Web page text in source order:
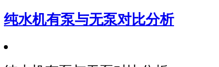
纯水机有泵与无泵对比分析